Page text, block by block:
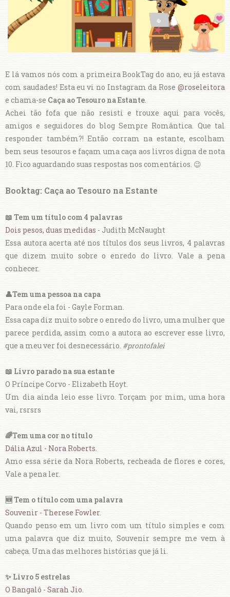
E lá vamos nós com a primeira BookTag do ano, eu já estava
com saudades! Esta eu vi no Instagram da Rose @roseleitora
e chama-se Caça ao Tesouro na Estante.
Achei tão fofa que não resisti e trouxe aqui para vocês,
amigos e seguidores do blog Sempre Romântica. Que tal
responder também?! Então corram na estante, escolham
bem seus tesouros e façam uma caça aos livros digna de nota
10. Fico aguardando suas respostas nos comentários. 😉
Booktag: Caça ao Tesouro na Estante
📖 Tem um título com 4 palavras
Dois pesos, duas medidas - Judith McNaught
Essa autora acerta até nos títulos dos seus livros, 4 palavras
que dizem muito sobre o enredo do livro. Vale a pena
conhecer.
👤Tem uma pessoa na capa
Para onde ela foi - Gayle Forman.
Essa capa diz muito sobre o enredo do livro, uma mulher que
parece perdida, assim como a autora ao escrever esse livro,
que a meu ver foi desnecessário. #prontofalei
📖 Livro parado na sua estante
O Príncipe Corvo - Elizabeth Hoyt.
Um dia ainda leio esse livro. Torçam por mim, uma hora
vai, rsrsrs
🌈Tem uma cor no título
Dália Azul - Nora Roberts.
Amo essa série da Nora Roberts, recheada de flores e cores,
Vale a pena ler.
🆕 Tem o título com uma palavra
Souvenir - Therese Fowler.
Quando penso em um livro com um título simples e com
uma palavra que diz muito, Souvenir sempre me vem à
cabeça. Uma das melhores histórias que já li.
✨ Livro 5 estrelas
O Bangalô - Sarah Jio.